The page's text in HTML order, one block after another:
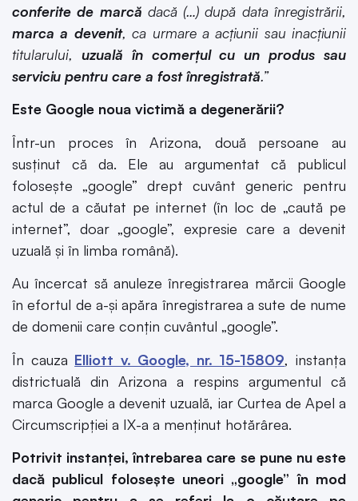
conferite de marcă dacă (…) după data înregistrării,
marca a devenit, ca urmare a acțiunii sau inacțiunii
titularului, uzuală în comerțul cu un produs sau
serviciu pentru care a fost înregistrată.”
Este Google noua victimă a degenerării?
Într-un proces în Arizona, două persoane au
susținut că da. Ele au argumentat că publicul
folosește „google” drept cuvânt generic pentru
actul de a căutat pe internet (în loc de „caută pe
internet”, doar „google”, expresie care a devenit
uzuală și în limba română).
Au încercat să anuleze înregistrarea mărcii Google
în efortul de a-și apăra înregistrarea a sute de nume
de domenii care conțin cuvântul „google”.
În cauza Elliott v. Google, nr. 15-15809, instanța
districtuală din Arizona a respins argumentul că
marca Google a devenit uzuală, iar Curtea de Apel a
Circumscripției a IX-a a menținut hotărârea.
Potrivit instanței, întrebarea care se pune nu este
dacă publicul folosește uneori „google” în mod